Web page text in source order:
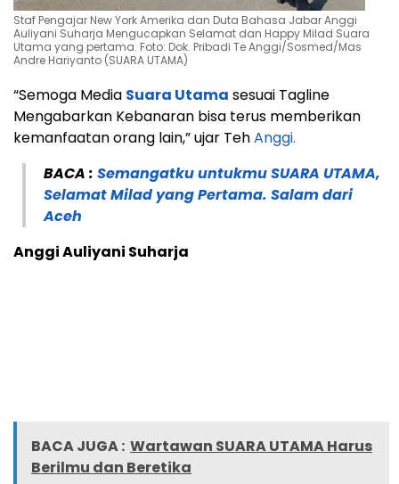
Staf Pengajar New York Amerika dan Duta Bahasa Jabar Anggi
Auliyani Suharja Mengucapkan Selamat dan Happy Milad Suara
Utama yang pertama. Foto: Dok. Pribadi Te Anggi/Sosmed/Mas
Andre Hariyanto (SUARA UTAMA)
“Semoga Media Suara Utama sesuai Tagline
Mengabarkan Kebanaran bisa terus memberikan
kemanfaatan orang lain,” ujar TehAnggi.
BACA : Semangatku untukmu SUARA UTAMA,
Selamat Milad yang Pertama. Salam dari
Aceh
Anggi Auliyani Suharja
BACA JUGA : Wartawan SUARA UTAMA Harus
Berilmu dan Beretika